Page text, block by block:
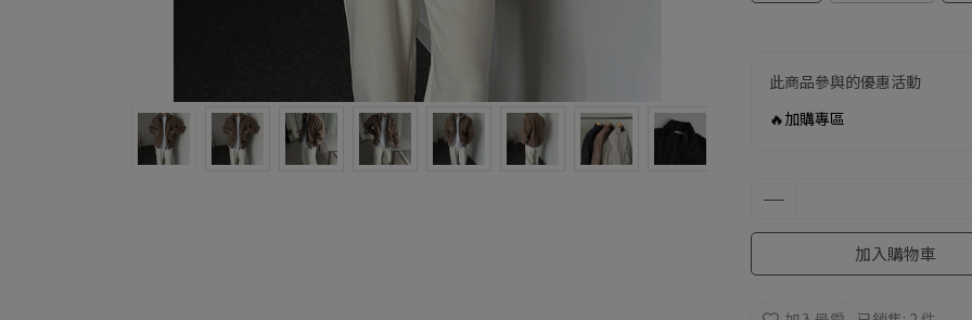
此商品參與的優惠活動
🔥加購專區
加入購物車